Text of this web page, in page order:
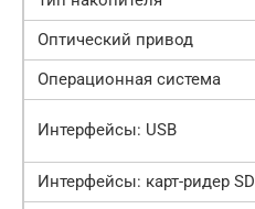
Оптический привод
Операционная система
Интерфейсы: USB
Интерфейсы: карт-ридер SD